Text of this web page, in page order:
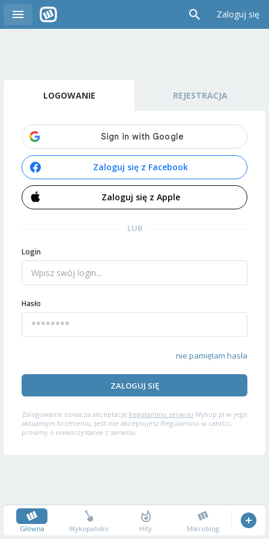
Zaloguj się
LOGOWANIE REJESTRACJA
Zaloguj się z Facebook
Zaloguj się z Apple
LUB
Login
Hasło
nie pamiętam hasła
ZALOGUJ SIĘ
Zalogowanie oznacza akceptację Regulaminu serwisu Wykop.pl w jego
aktualnym brzmieniu. Jeśli nie akceptujesz Regulaminu w całości,
prosimy o niekorzystanie z serwisu.
Główna Wykopalisko Hity Mikroblog